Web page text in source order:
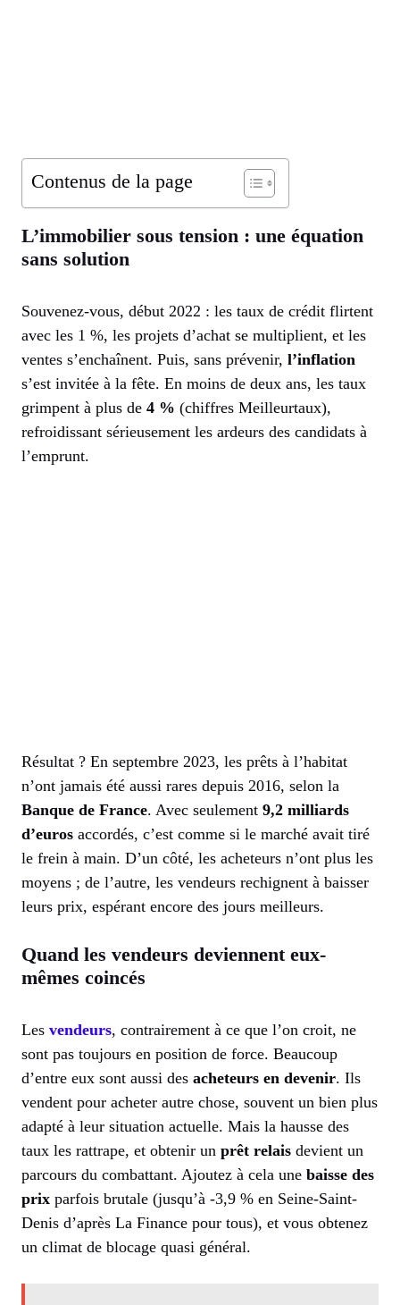
Contenus de la page
L’immobilier sous tension : une équation
sans solution
Souvenez-vous, début 2022 : les taux de crédit flirtent
avec les 1 %, les projets d’achat se multiplient, et les
ventes s’enchaînent. Puis, sans prévenir, l’inflation
s’est invitée à la fête. En moins de deux ans, les taux
grimpent à plus de 4 % (chiffres Meilleurtaux),
refroidissant sérieusement les ardeurs des candidats à
l’emprunt.
Résultat ? En septembre 2023, les prêts à l’habitat
n’ont jamais été aussi rares depuis 2016, selon la
Banque de France. Avec seulement 9,2 milliards
d’euros accordés, c’est comme si le marché avait tiré
le frein à main. D’un côté, les acheteurs n’ont plus les
moyens ; de l’autre, les vendeurs rechignent à baisser
leurs prix, espérant encore des jours meilleurs.
Quand les vendeurs deviennent eux-
mêmes coincés
Les vendeurs, contrairement à ce que l’on croit, ne
sont pas toujours en position de force. Beaucoup
d’entre eux sont aussi des acheteurs en devenir. Ils
vendent pour acheter autre chose, souvent un bien plus
adapté à leur situation actuelle. Mais la hausse des
taux les rattrape, et obtenir un prêt relais devient un
parcours du combattant. Ajoutez à cela une baisse des
prix parfois brutale (jusqu’à -3,9 % en Seine-Saint-
Denis d’après La Finance pour tous), et vous obtenez
un climat de blocage quasi général.